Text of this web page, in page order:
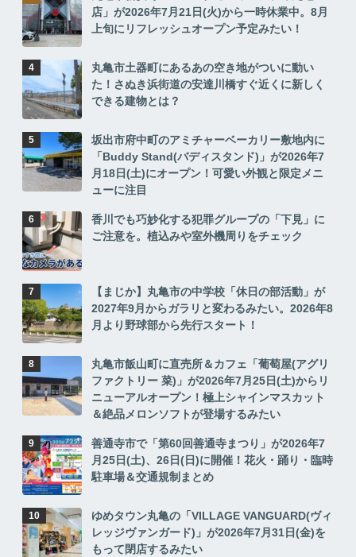
店」が2026年7月21日(火)から一時休業中。8月
上旬にリフレッシュオープン予定みたい！
丸亀市土器町にあるあの空き地がついに動い
た！さぬき浜街道の安達川橋すぐ近くに新しく
できる建物とは？
坂出市府中町のアミチャーベーカリー敷地内に
「Buddy Stand(バディスタンド)」が2026年7
月18日(土)にオープン！可愛い外観と限定メニ
ューに注目
香川でも巧妙化する犯罪グループの「下見」に
ご注意を。植込みや室外機周りをチェック
【まじか】丸亀市の中学校「休日の部活動」が
2027年9月からガラリと変わるみたい。2026年8
月より野球部から先行スタート！
丸亀市飯山町に直売所＆カフェ「葡萄屋(アグリ
ファクトリー 菜)」が2026年7月25日(土)からリ
ニューアルオープン！極上シャインマスカット
＆絶品メロンソフトが登場するみたい
善通寺市で「第60回善通寺まつり」が2026年7
月25日(土)、26日(日)に開催！花火・踊り・臨時
駐車場＆交通規制まとめ
ゆめタウン丸亀の「VILLAGE VANGUARD(ヴィ
レッジヴァンガード)」が2026年7月31日(金)を
もって閉店するみたい